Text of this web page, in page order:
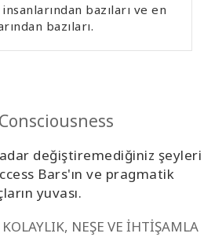
bazıları ve en
bazıları.
değiştiremediğiniz şeyleri
Bars'ın ve pragmatik
yuvası.
NEŞE VE İHTİŞAMLA